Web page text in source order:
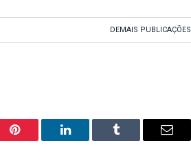
DEMAIS PUBLICAÇÕES
Pinterest LinkedIn Tumblr
E-